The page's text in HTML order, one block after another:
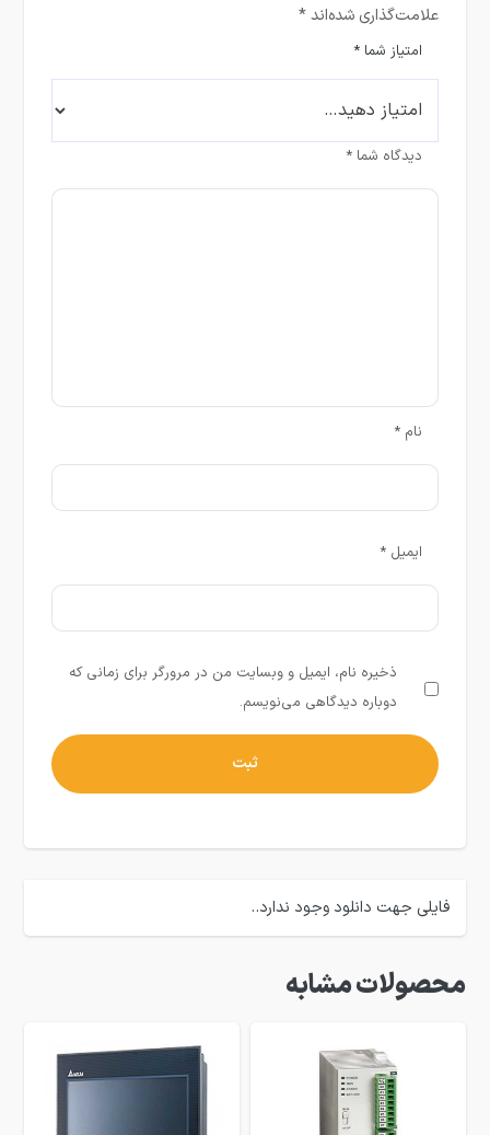
علامت‌گذاری شده‌اند*
امتیاز شما*
دیدگاه شما*
نام*
ایمیل*
ذخیره نام، ایمیل و وبسایت من در مرورگر برای زمانی که
دوباره دیدگاهی می‌نویسم.
فایلی جهت دانلود وجود ندارد..
محصولات مشابه